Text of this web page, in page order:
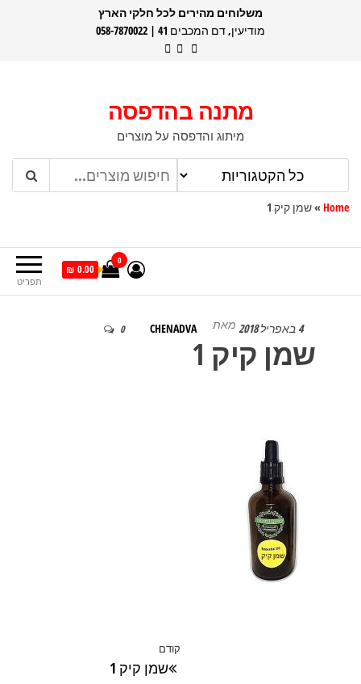
משלוחים מהירים לכל חלקי הארץ
מודיעין, דם המכבים 41 | 058-7870022
מתנה בהדפסה
מיתוג והדפסה על מוצרים
Home
»שמן קיק 1
תפריט
0
0.00 ₪
4 באפריל 2018 מאת CHENADVA
0
שמן קיק 1
הפוסט
הקודם
קודם
שמן קיק 1